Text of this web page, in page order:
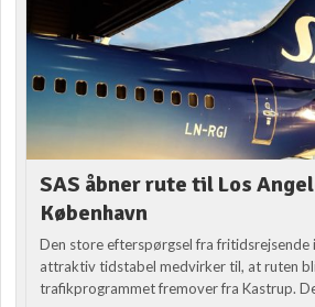
SAS åbner rute til Los
København
Den store efterspørgsel fra fritidsrejsende
attraktiv tidstabel medvirker til, at ruten
trafikprogrammet fremover fra Kastrup.